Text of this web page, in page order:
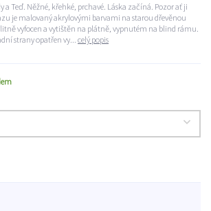
a Teď. Něžné, křehké, prchavé. Láska začíná. Pozor ať ji
je malovaný akrylovými barvami na starou dřevěnou
vyfocen a vytištěn na plátně, vypnutém na blind rámu.
strany opatřen vy... celý popis